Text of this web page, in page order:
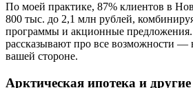
По моей практике, 87% клиентов в
800 тыс. до 2,1 млн рублей,
программы и акционные предложения.
рассказывают про все возможности —
вашей стороне.
Арктическая ипотека и